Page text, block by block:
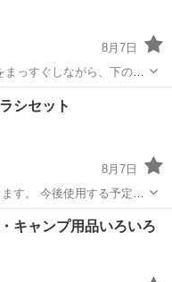
8月7日
まっすぐしながら、下の本
らの読
庭用品
シセット
8月7日
予定が
整出来ます。
庭用品 新品
キャンプ用品いろいろ